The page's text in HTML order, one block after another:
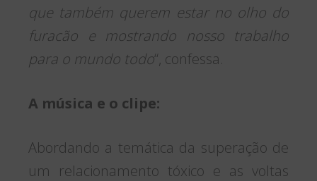
que também querem estar no olho do
furacão e mostrando nosso trabalho
para o mundo todo“, confessa.
A música e o clipe:
Abordando a temática da superação de
um relacionamento tóxico e as voltas